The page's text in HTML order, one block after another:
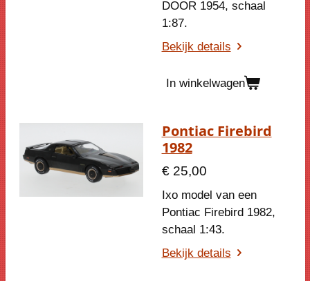
DOOR 1954, schaal
1:87.
Bekijk details
In winkelwagen
Pontiac Firebird
1982
€ 25,00
Ixo model van een
Pontiac Firebird 1982,
schaal 1:43.
Bekijk details